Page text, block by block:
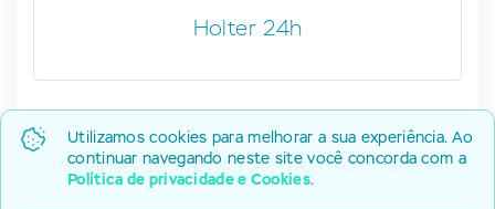
Utilizamos cookies para melhorar a sua experiência. Ao
continuar navegando neste site você concorda com a
Política de privacidade e Cookies.
Holter 24h
Implante de Válvula Aórtica por Cateter